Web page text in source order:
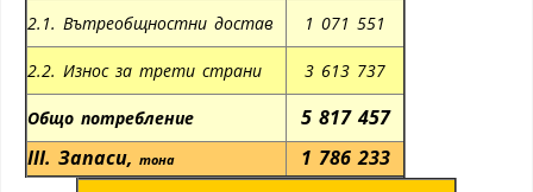
2.1. Вътреобщностни достав 1 071 551
2.2. Износ за трети страни 3 613 737
Общо потребление
5 817 457
III. Запаси, тона 1 786 233